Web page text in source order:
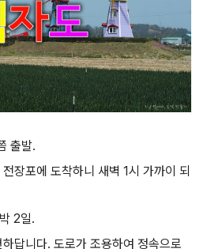
출발.
장포에 도착하니 새벽 1시 가까이 되
2일.
답니다. 도로가 조용하여 정속으로